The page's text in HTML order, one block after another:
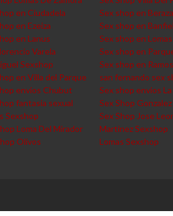
en Ciudadela Sex shop en
en Ezeiza Sex shop en
en Lanus Sex shop en
Varela Sex shop en
Sexshop Sex shop en
en Villa del Parque san fernando sex
envios Chubut Sex shop envios La
fantasia sexual Sex Shop
Sexshop Sex Shop Jose
Loma Del Mirador Martinez Sexshop
Olivos Lomas Sexshop